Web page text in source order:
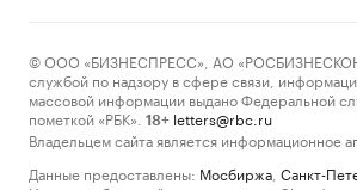
© ООО «БИЗНЕСПРЕСС», АО
службой по надзору в сфере связи,
массовой информации выдано Федеральной
пометкой «РБК».
18+ letters@rbc.ru
Владельцем сайта является информационное
Данные предоставлены: Мосбиржа Санкт-